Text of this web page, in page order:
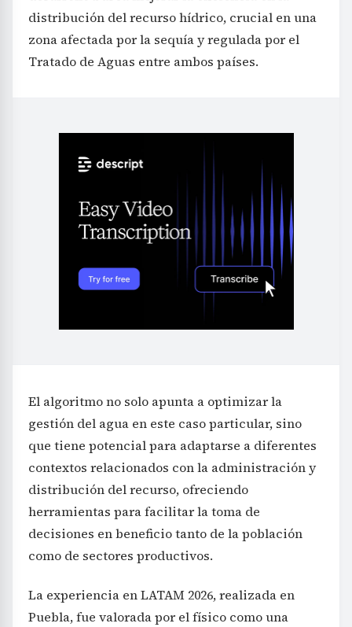
distribución del recurso hídrico, crucial en una
zona afectada por la sequía y regulada por el
Tratado de Aguas entre ambos países.
El algoritmo no solo apunta a optimizar la
gestión del agua en este caso particular, sino
que tiene potencial para adaptarse a diferentes
contextos relacionados con la administración y
distribución del recurso, ofreciendo
herramientas para facilitar la toma de
decisiones en beneficio tanto de la población
como de sectores productivos.
La experiencia en LATAM 2026, realizada en
Puebla, fue valorada por el físico como una